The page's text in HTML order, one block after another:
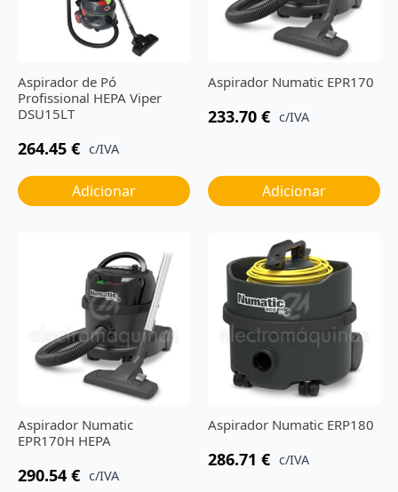
Aspirador de Pó
Profissional HEPA Viper
DSU15LT
264.45 € c/IVA
Adicionar
Aspirador Numatic EPR170
233.70 € c/IVA
Adicionar
Aspirador Numatic
EPR170H HEPA
290.54 € c/IVA
Aspirador Numatic ERP180
286.71 € c/IVA